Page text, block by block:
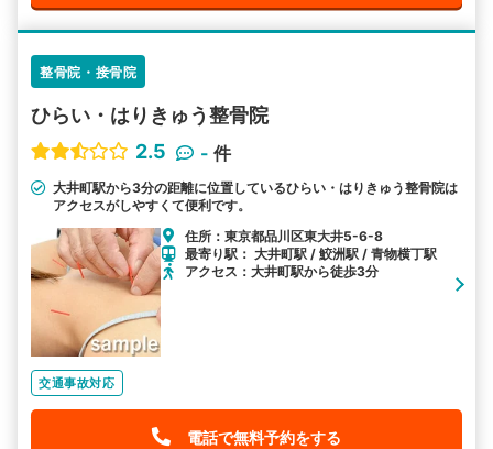
整骨院・接骨院
ひらい・はりきゅう整骨院
2.5
- 件
大井町駅から3分の距離に位置しているひらい・はりきゅう整骨院は
アクセスがしやすくて便利です。
住所：東京都品川区東大井5-6-8
最寄り駅： 大井町駅 / 鮫洲駅 / 青物横丁駅
アクセス：大井町駅から徒歩3分
交通事故対応
電話で無料予約をする